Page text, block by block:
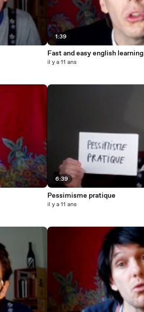
1:39
Fast and easy english learning
il y a 11 ans
6:39
Pessimisme pratique
il y a 11 ans